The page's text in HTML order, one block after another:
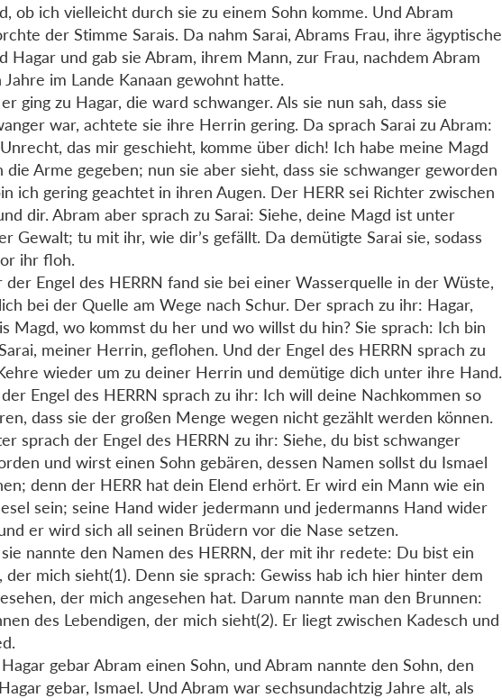
ob ich vielleicht durch sie zu einem Sohn komme. Und Abram
der Stimme Sarais. Da nahm Sarai, Abrams Frau, ihre ägyptische
Hagar und gab sie Abram, ihrem Mann, zur Frau, nachdem Abram
Jahre im Lande Kanaan gewohnt hatte.
ging zu Hagar, die ward schwanger. Als sie nun sah, dass sie
war, achtete sie ihre Herrin gering. Da sprach Sarai zu Abram:
das mir geschieht, komme über dich! Ich habe meine Magd
die Arme gegeben; nun sie aber sieht, dass sie schwanger geworden
ich gering geachtet in ihren Augen. Der HERR sei Richter zwischen
dir. Abram aber sprach zu Sarai: Siehe, deine Magd ist unter
Gewalt; tu mit ihr, wie dir’s gefällt. Da demütigte Sarai sie, sodass
ihr floh.
der Engel des HERRN fand sie bei einer Wasserquelle in der Wüste,
bei der Quelle am Wege nach Schur. Der sprach zu ihr: Hagar,
Magd, wo kommst du her und wo willst du hin? Sie sprach: Ich bin
meiner Herrin, geflohen. Und der Engel des HERRN sprach zu
wieder um zu deiner Herrin und demütige dich unter ihre Hand.
Engel des HERRN sprach zu ihr: Ich will deine Nachkommen so
dass sie der großen Menge wegen nicht gezählt werden können.
sprach der Engel des HERRN zu ihr: Siehe, du bist schwanger
und wirst einen Sohn gebären, dessen Namen sollst du Ismael
denn der HERR hat dein Elend erhört. Er wird ein Mann wie ein
sein; seine Hand wider jedermann und jedermanns Hand wider
er wird sich all seinen Brüdern vor die Nase setzen.
nannte den Namen des HERRN, der mit ihr redete: Du bist ein
der mich sieht(1). Denn sie sprach: Gewiss hab ich hier hinter dem
der mich angesehen hat. Darum nannte man den Brunnen:
des Lebendigen, der mich sieht(2). Er liegt zwischen Kadesch und
gebar Abram einen Sohn, und Abram nannte den Sohn, den
gebar, Ismael. Und Abram war sechsundachtzig Jahre alt, als